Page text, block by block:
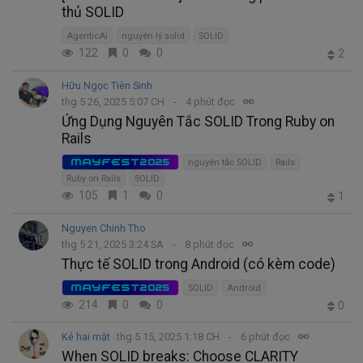
thủ SOLID
AgenticAi nguyên lý solid SOLID
122 0 0 2
Hữu Ngọc Tiên Sinh
thg 5 26, 2025 5:07 CH
4 phút đọc
Ứng Dụng Nguyên Tắc SOLID Trong Ruby on
Rails
MAYFEST2025 nguyên tắc SOLID
Rails
Ruby on Rails
SOLID
105 1 0 1
Nguyen Chinh Tho
thg 5 21, 2025 3:24 SA
8 phút đọc
Thực tế SOLID trong Android (có kèm code)
MAYFEST2025 SOLID Android
214 0 0 0
Kẻ hai mặt thg 5 15, 2025 1:18 CH 6 phút đọc
When SOLID breaks: Choose CLARITY